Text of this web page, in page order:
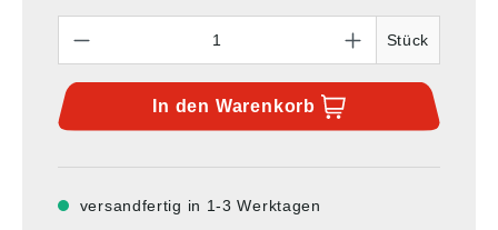
Stück
In den Warenkorb
versandfertig in 1-3 Werktagen